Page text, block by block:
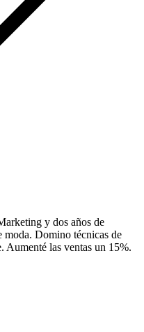
y dos años de
moda. Domino técnicas de
Aumenté las ventas un 15%.